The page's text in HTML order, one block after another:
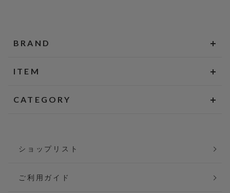
BRAND
ITEM
CATEGORY
ショップリスト
ご利用ガイド